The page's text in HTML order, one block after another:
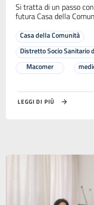
Si tratta di un passo
futura Casa della
Casa della Comunità
Distretto Socio Sanitario
Macomer
LEGGI DI PIÙ